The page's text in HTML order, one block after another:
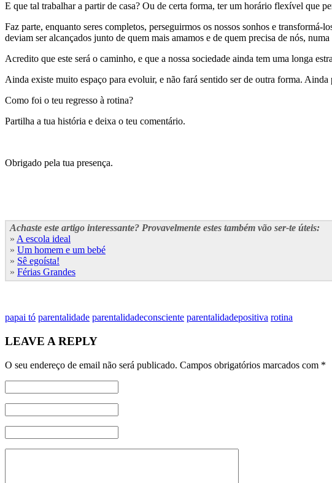
E que tal trabalhar a partir de casa? Ou de certa forma, ter um horário flexível que
Faz parte, enquanto seres completos, perseguirmos os nossos sonhos e
deviam ser alcançados junto de quem mais amamos e de quem precisa de nós,
Acredito que este será o caminho, e que a nossa sociedade ainda tem uma longa
Ainda existe muito espaço para evoluir, e não fará sentido ser de outra forma.
Como foi o teu regresso à rotina?
Partilha a tua história e deixa o teu comentário.
Obrigado pela tua presença.
Achaste este artigo interessante? Provavelmente estes também vão ser-te úteis:
» A escola ideal
» Um homem e um bebé
» Sê egoísta!
» Férias Grandes
papai tó parentalidade parentalidadeconsciente parentalidadepositiva rotina
LEAVE A REPLY
O seu endereço de email não será publicado. Campos obrigatórios marcados com *